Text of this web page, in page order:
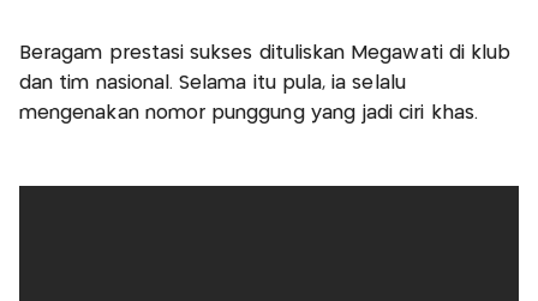
Beragam prestasi sukses dituliskan Megawati di klub
dan tim nasional. Selama itu pula, ia selalu
mengenakan nomor punggung yang jadi ciri khas.